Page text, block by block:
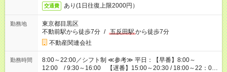
交通費 あり(1日往復上限2000円）
勤務地
東京都目黒区
不動前駅から徒歩7分 / 五反田駅から徒歩7分
不動産関連会社
勤務時間
8:00～22:00／シフト制 ≪参考≫ 平日：【早番】8:00～
12:00 / 9:30～16:00 【遅番】15:00～20:30 / 18:00～22：00